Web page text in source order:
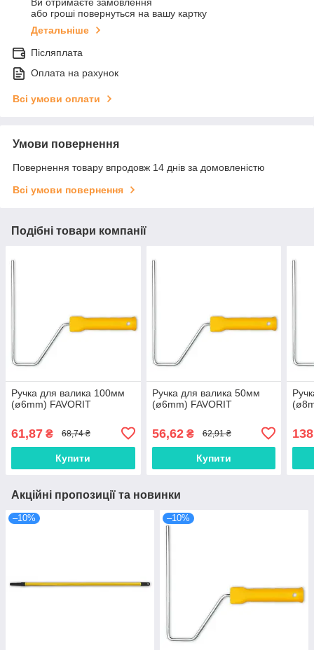
Ви отримаєте замовлення
або гроші повернуться на вашу картку
Детальніше
Післяплата
Оплата на рахунок
Всі умови оплати
Умови повернення
Повернення товару впродовж 14 днів за домовленістю
Всі умови повернення
Подібні товари компанії
Ручка для валика 100мм
(ø6mm) FAVORIT
61,87 ₴ 68,74 ₴
Купити
Ручка для валика 50мм
(ø6mm) FAVORIT
56,62₴ 62,91 ₴
Купити
Акційні пропозиції та новинки
–10% –10%